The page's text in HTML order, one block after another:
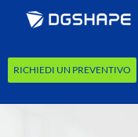
RICHIEDI UN PREVENTIVO